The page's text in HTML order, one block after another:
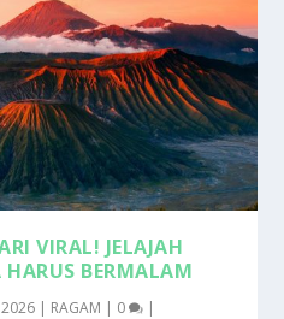
VIRAL! JELAJAH
BERMALAM
2026 | RAGAM | 0 |